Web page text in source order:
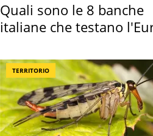
Quali sono le 8 banche
italiane che testano
TERRITORIO